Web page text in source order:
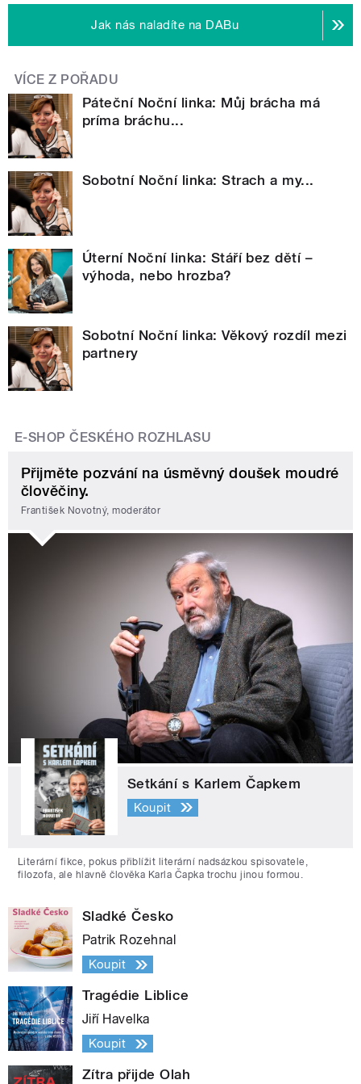
Jak nás naladíte na DABu
VÍCE Z POŘADU
Páteční Noční linka: Můj brácha má
príma bráchu...
Sobotní Noční linka: Strach a my...
Úterní Noční linka: Stáří bez dětí –
výhoda, nebo hrozba?
Sobotní Noční linka: Věkový rozdíl mezi
partnery
E-SHOP ČESKÉHO ROZHLASU
Přijměte pozvání na úsměvný doušek moudré
člověčiny.
František Novotný, moderátor
Setkání s Karlem Čapkem
Koupit
Literární fikce, pokus přiblížit literární nadsázkou spisovatele,
filozofa, ale hlavně člověka Karla Čapka trochu jinou formou.
Sladké Česko
Patrik Rozehnal
Koupit
Tragédie Liblice
Jiří Havelka
Koupit
Zítra přijde Olah